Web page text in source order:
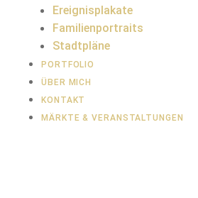
Ereignisplakate
Familienportraits
Stadtpläne
PORTFOLIO
ÜBER MICH
KONTAKT
MÄRKTE & VERANSTALTUNGEN